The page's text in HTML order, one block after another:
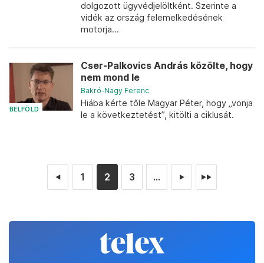
dolgozott ügyvédjelöltként. Szerinte a
vidék az ország felemelkedésének
motorja...
BELFÖLD
Cser-Palkovics András közölte, hogy
nem mond le
Bakró-Nagy Ferenc
Hiába kérte tőle Magyar Péter, hogy „vonja
le a következtetést”, kitölti a ciklusát.
◄ 1 2 3 ... ► ►►